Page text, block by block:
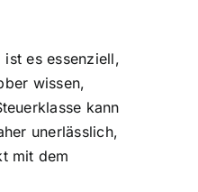
es essenziell,
wissen,
kann
unerlässlich,
mit dem